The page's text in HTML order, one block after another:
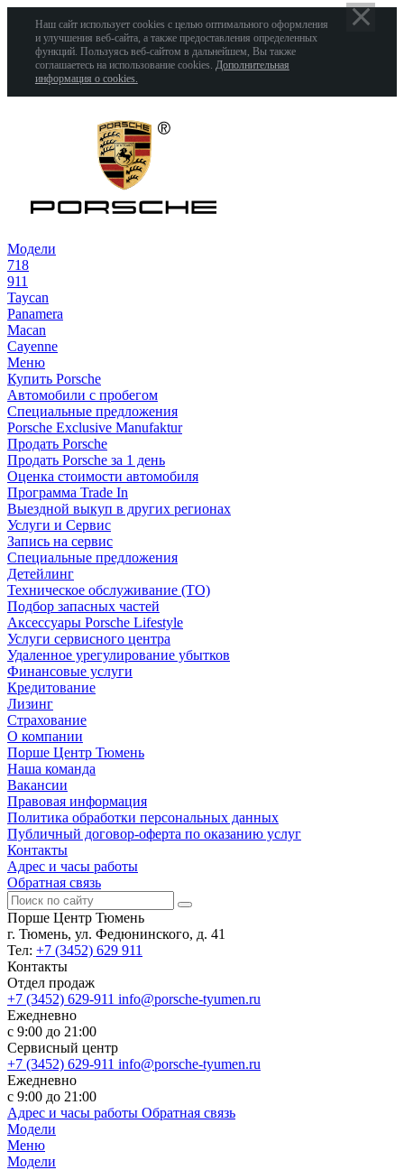
Наш сайт использует cookies с целью оптимального оформления
и улучшения веб-сайта, а также предоставления определенных
функций. Пользуясь веб-сайтом в дальнейшем, Вы также
соглашаетесь на использование cookies. Дополнительная
информация о cookies.
Модели
718
911
Taycan
Panamera
Macan
Cayenne
Меню
Купить Porsche
Автомобили с пробегом
Специальные предложения
Porsche Exclusive Manufaktur
Продать Porsche
Продать Porsche за 1 день
Оценка стоимости автомобиля
Программа Trade In
Выездной выкуп в других регионах
Услуги и Сервис
Запись на сервис
Специальные предложения
Детейлинг
Техническое обслуживание (ТО)
Подбор запасных частей
Аксессуары Porsche Lifestyle
Услуги сервисного центра
Удаленное урегулирование убытков
Финансовые услуги
Кредитование
Лизинг
Страхование
О компании
Порше Центр Тюмень
Наша команда
Вакансии
Правовая информация
Политика обработки персональных данных
Публичный договор-оферта по оказанию услуг
Контакты
Адрес и часы работы
Обратная связь
Порше Центр Тюмень
г. Тюмень, ул. Федюнинского, д. 41
Тел: +7 (3452) 629 911
Контакты
Отдел продаж
+7 (3452) 629-911 info@porsche-tyumen.ru
Ежедневно
с 9:00 до 21:00
Сервисный центр
+7 (3452) 629-911 info@porsche-tyumen.ru
Ежедневно
с 9:00 до 21:00
Адрес и часы работы Обратная связь
Модели
Меню
Модели